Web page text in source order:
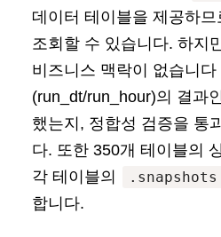
데이터 테이블을 제공하
조회할 수 있습니다. 하지
비즈니스 맥락이 없습니
(run_dt/run_hour)의 결과
했는지, 정합성 검증을 통
다. 또한 350개 테이블의
각 테이블의
.snapshots
합니다.